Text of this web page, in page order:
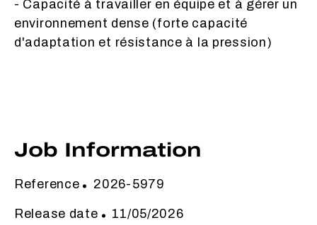
- Capacité à travailler en équipe et à gérer un
environnement dense (forte capacité
d'adaptation et résistance à la pression)
Job Information
Reference 2026-5979
Release date 11/05/2026